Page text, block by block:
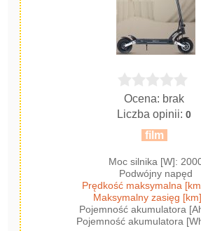
Ocena: brak
Liczba opinii:0
film
Moc silnika [W]:
Podwójny napęd
Prędkość maksymalna
Maksymalny zasięg
Pojemność akumulatora
Pojemność akumulatora